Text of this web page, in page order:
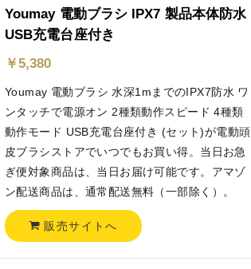
Youmay 電動ブラシ IPX7 製品本体防水
USB充電台座付き
￥5,380
Youmay 電動ブラシ 水深1mまでのIPX7防水 ワ
ンタッチで電源オン 2種類動作スピード 4種類
動作モード USB充電台座付き (セット)が電動頭
皮ブラシストアでいつでもお買い得。当日お急
ぎ便対象商品は、当日お届け可能です。アマゾ
ン配送商品は、通常配送無料（一部除く）。
販売サイトへ